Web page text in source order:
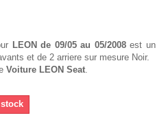
LEON de 09/05 au 05/2008est un
et de 2 arriere sur mesure Noir.
Voiture LEON Seat.